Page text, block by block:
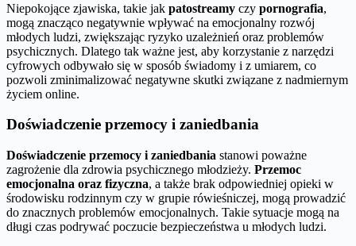
Niepokojące zjawiska, takie jak patostreamy czy pornografia,
mogą znacząco negatywnie wpływać na emocjonalny rozwój
młodych ludzi, zwiększając ryzyko uzależnień oraz problemów
psychicznych. Dlatego tak ważne jest, aby korzystanie z narzędzi
cyfrowych odbywało się w sposób świadomy i z umiarem, co
pozwoli zminimalizować negatywne skutki związane z nadmiernym
życiem online.
Doświadczenie przemocy i zaniedbania
Doświadczenie przemocy i zaniedbania stanowi poważne
zagrożenie dla zdrowia psychicznego młodzieży. Przemoc
emocjonalna oraz fizyczna, a także brak odpowiedniej opieki w
środowisku rodzinnym czy w grupie rówieśniczej, mogą prowadzić
do znacznych problemów emocjonalnych. Takie sytuacje mogą na
długi czas podrywać poczucie bezpieczeństwa u młodych ludzi.